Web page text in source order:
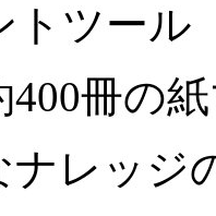
ツール
冊の
ナレッジ